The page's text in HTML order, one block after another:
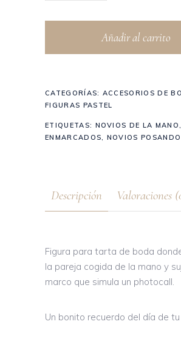
Añadir al carrito
CATEGORÍAS: ACCESORIOS DE
FIGURAS PASTEL
ETIQUETAS: NOVIOS DE LA MANO,
ENMARCADOS, NOVIOS POSANDO
Descripción Valoraciones
Figura para tarta de boda
la pareja cogida de la mano y
marco que simula un photocall.
Un bonito recuerdo del día de